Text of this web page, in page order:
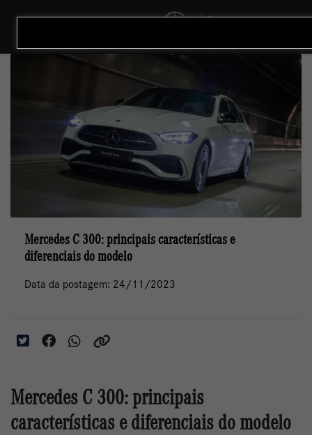
Mercedes C 300: principais características e
diferenciais do modelo
Data da postagem: 24/11/2023
Mercedes C 300: principais
características e diferenciais do modelo